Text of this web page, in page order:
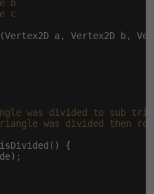
b
c
a, Vertex2D b,
was divided to sub
was divided then
isDivided() {